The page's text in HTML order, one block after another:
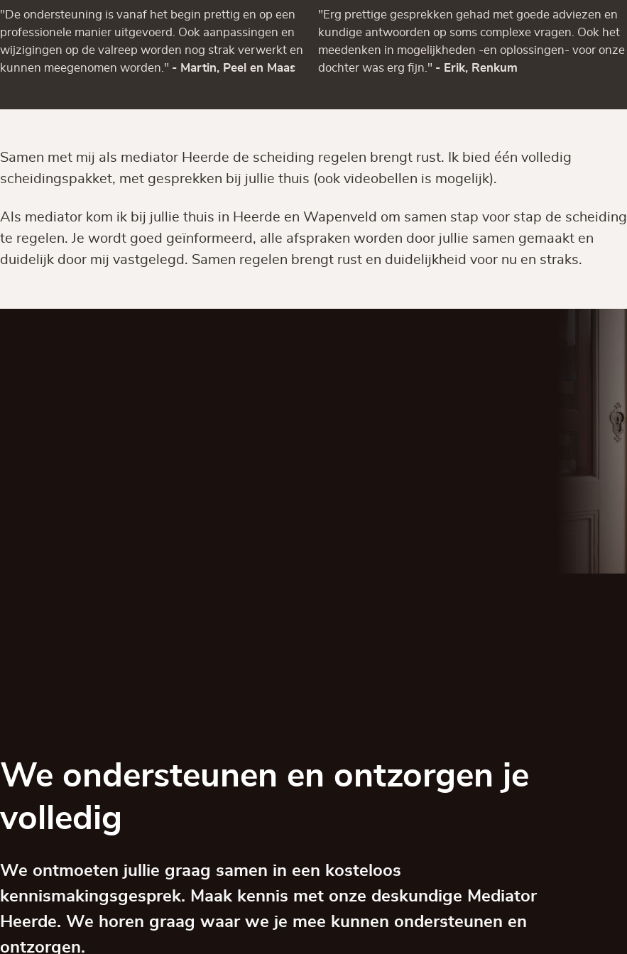
"De ondersteuning is vanaf het begin prettig en op een
professionele manier uitgevoerd. Ook aanpassingen en
wijzigingen op de valreep worden nog strak verwerkt en
kunnen meegenomen worden." - Martin, Peel en Maas
"Erg prettige gesprekken gehad met goede adviezen en
kundige antwoorden op soms complexe vragen. Ook het
meedenken in mogelijkheden -en oplossingen- voor onze
dochter was erg fijn." - Erik, Renkum
Samen met mij als mediator Heerde de scheiding regelen brengt rust. Ik bied één volledig
scheidingspakket, met gesprekken bij jullie thuis (ook videobellen is mogelijk).
Als mediator kom ik bij jullie thuis in Heerde en Wapenveld om samen stap voor stap de scheiding
te regelen. Je wordt goed geïnformeerd, alle afspraken worden door jullie samen gemaakt en
duidelijk door mij vastgelegd. Samen regelen brengt rust en duidelijkheid voor nu en straks.
We ondersteunen en ontzorgen je
volledig
We ontmoeten jullie graag samen in een kosteloos
kennismakingsgesprek. Maak kennis met onze deskundige Mediator
Heerde. We horen graag waar we je mee kunnen ondersteunen en
ontzorgen.